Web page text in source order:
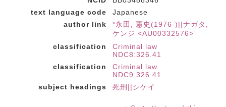
text language code
Japanese
author link
*永田, 憲史(1976-)||ナガタ,
ケンジ <AU00332576>
classification
Criminal law
NDC8:326.41
classification
Criminal law
NDC9:326.41
subject headings
死刑||シケイ